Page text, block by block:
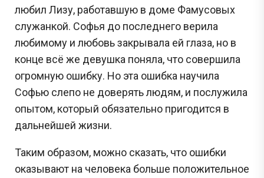
любил Лизу, работавшую в доме Фамусовых
служанкой. Софья до последнего верила
любимому и любовь закрывала ей глаза, но в
конце всё же девушка поняла, что совершила
огромную ошибку. Но эта ошибка научила
Софью слепо не доверять людям, и послужила
опытом, который обязательно пригодится в
дальнейшей жизни.
Таким образом, можно сказать, что ошибки
оказывают на человека больше положительное